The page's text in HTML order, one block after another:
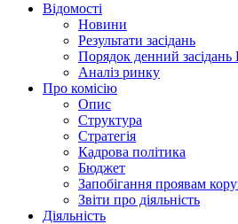
Відомості
Новини
Результати засідань
Порядок денний засідань
Аналіз ринку
Про комісію
Опис
Структура
Стратегія
Кадрова політика
Бюджет
Запобігання проявам
Звіти про діяльність
Діяльність